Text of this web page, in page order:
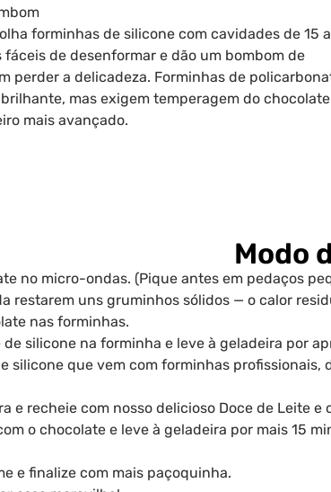
forminhas de silicone com cavidades de 15 a
fáceis de desenformar e dão um bombom de
perder a delicadeza. Forminhas de
mas exigem temperagem do chocolate
mais avançado.
Modo
no micro-ondas. (Pique antes em pedaços
restarem uns gruminhos sólidos — o calor
nas forminhas.
silicone na forminha e leve à geladeira por
silicone que vem com forminhas
e recheie com nosso delicioso Doce de Leite e
o chocolate e leve à geladeira por mais 15
e finalize com mais paçoquinha.